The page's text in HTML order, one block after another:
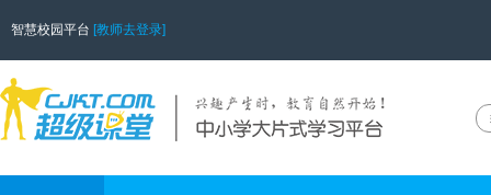
智慧校园平台 [教师去登录]